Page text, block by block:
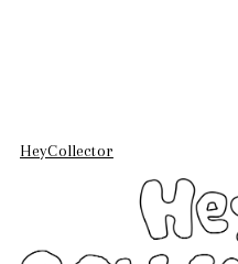
HeyCollector